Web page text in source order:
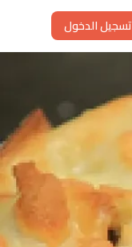
تسجيل الدخول